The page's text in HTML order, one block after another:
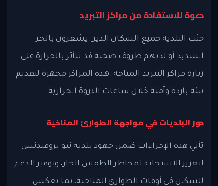
دعوة للاستفادة من مراكز التبريد
حثت البلدية جميع السكان الذين يشعرون بالحر
الشديد أو لديهم ظروف صحية قد تتأثر بالحرارة على
زيارة مراكز التبريد المتاحة. هذه المراكز مجهزة لتقديم
بيئة باردة وآمنة خلال ساعات الذروة الحرارية.
دور البلديات في مواجهة الطوارئ المناخية
تأتي هذه الإجراءات ضمن جهود بلدية نيو بروفيدنس
لتعزيز الاستجابة لمخاطر الطقس الحار، وتوفير الدعم
للسكان في أوقات الطوارئ المناخية، بما يعكس